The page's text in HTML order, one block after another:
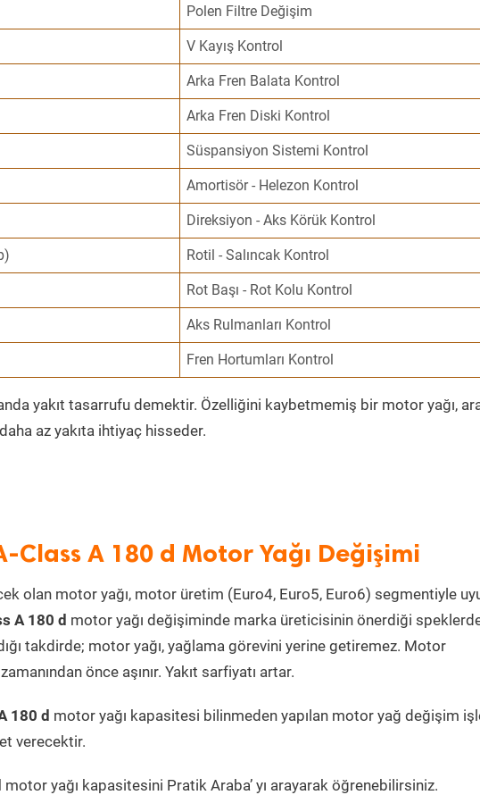
Polen Filtre Değişim
V Kayış Kontrol
Arka Fren Balata Kontrol
Arka Fren Diski Kontrol
Süspansiyon Sistemi Kontrol
Amortisör - Helezon Kontrol
Direksiyon - Aks Körük Kontrol
Rotil - Salıncak Kontrol
Rot Başı - Rot Kolu Kontrol
Aks Rulmanları Kontrol
Fren Hortumları Kontrol
yakıt tasarrufu demektir. Özelliğini kaybetmemiş bir motor yağı,
az yakıta ihtiyaç hisseder.
Class A 180 d Motor Yağı Değişimi
olan motor yağı, motor üretim (Euro4, Euro5, Euro6) segmentiyle
A 180 d motor yağı değişiminde marka üreticisinin önerdiği
takdirde; motor yağı, yağlama görevini yerine getiremez. Motor
önce aşınır. Yakıt sarfiyatı artar.
180 d motor yağı kapasitesi bilinmeden yapılan motor yağ değişim
verecektir.
motor yağı kapasitesini Pratik Araba’ yı arayarak öğrenebilirsiniz.